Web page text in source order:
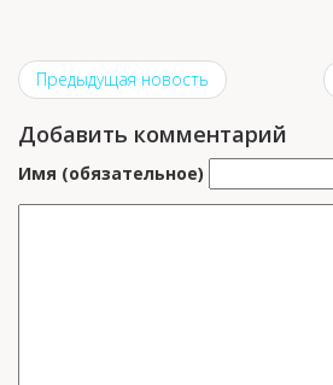
Предыдущая новость
Добавить комментарий
Имя (обязательное)